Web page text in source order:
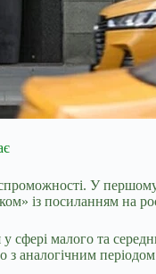
У першому
із посиланням на
малого та
з аналогічним